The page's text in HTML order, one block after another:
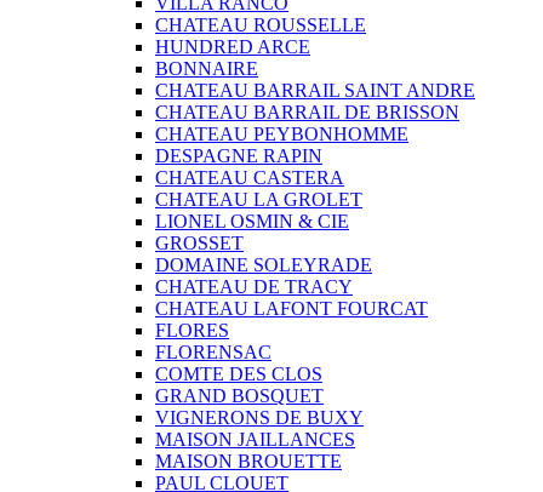
CHATEAU ROUSSELLE
HUNDRED ARCE
BONNAIRE
CHATEAU BARRAIL SAINT ANDRE
CHATEAU BARRAIL DE BRISSON
CHATEAU PEYBONHOMME
DESPAGNE RAPIN
CHATEAU CASTERA
CHATEAU LA GROLET
LIONEL OSMIN & CIE
GROSSET
DOMAINE SOLEYRADE
CHATEAU DE TRACY
CHATEAU LAFONT FOURCAT
FLORES
FLORENSAC
COMTE DES CLOS
GRAND BOSQUET
VIGNERONS DE BUXY
MAISON JAILLANCES
MAISON BROUETTE
PAUL CLOUET